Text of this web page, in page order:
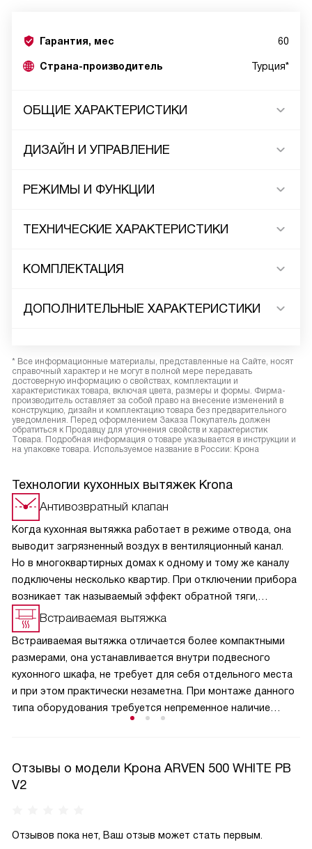
Гарантия, мес 60
Страна-производитель Турция*
ОБЩИЕ ХАРАКТЕРИСТИКИ
ДИЗАЙН И УПРАВЛЕНИЕ
РЕЖИМЫ И ФУНКЦИИ
ТЕХНИЧЕСКИЕ ХАРАКТЕРИСТИКИ
КОМПЛЕКТАЦИЯ
ДОПОЛНИТЕЛЬНЫЕ ХАРАКТЕРИСТИКИ
* Все информационные материалы, представленные на Сайте, носят
справочный характер и не могут в полной мере передавать
достоверную информацию о свойствах, комплектации и
характеристиках товара, включая цвета, размеры и формы. Фирма-
производитель оставляет за собой право на внесение изменений в
конструкцию, дизайн и комплектацию товара без предварительного
уведомления. Перед оформлением Заказа Покупатель должен
обратиться к Продавцу для уточнения свойств и характеристик
Товара. Подробная информация о товаре указывается в инструкции и
на упаковке товара. Используемое название в России: Крона
Технологии кухонных вытяжек Krona
Антивозвратный клапан
Когда кухонная вытяжка работает в режиме отвода, она
выводит загрязненный воздух в вентиляционный канал.
Но в многоквартирных домах к одному и тому же каналу
подключены несколько квартир. При отключении прибора
возникает так называемый эффект обратной тяги,
и в кухню из вентиляции может поступить загрязненный
воздух, отводимый устройствами соседей. Кроме
неприятных запахов, из вентиляционного канала на кухню
может попасть пыль. Эта функция полезна и для частных
домовладений, поскольку не дает попасть в помещение
аллергенной пыльце растений и вредным насекомым.
Встраиваемая вытяжка
Встраиваемая вытяжка отличается более компактными
размерами, она устанавливается внутри подвесного
кухонного шкафа, не требует для себя отдельного места
и при этом практически незаметна. При монтаже данного
типа оборудования требуется непременное наличие
Отзывы о модели Крона ARVEN 500 WHITE PB
V2
Отзывов пока нет, Ваш отзыв может стать первым.